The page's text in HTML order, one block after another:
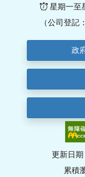
星期一至
（公司登記
政
更新日
累積